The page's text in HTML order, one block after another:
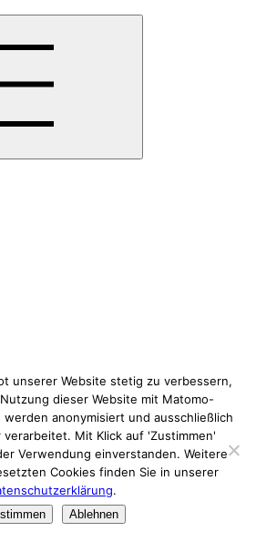
unserer Website stetig zu verbessern,
dieser Website mit Matomo-
werden anonymisiert und ausschließlich
Mit Klick auf 'Zustimmen'
Verwendung einverstanden. Weitere
Cookies finden Sie in unserer
.
Ablehnen